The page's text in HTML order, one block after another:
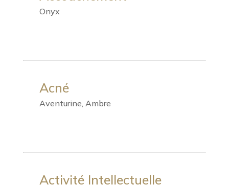
Onyx
Acné
Aventurine, Ambre
Activité Intellectuelle